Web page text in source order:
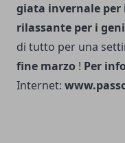
giata invernale per
rilassante per i
di tutto per una
fine marzo ! Per
Internet: